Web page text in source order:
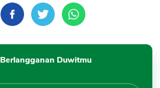
Berlangganan Duwitmu